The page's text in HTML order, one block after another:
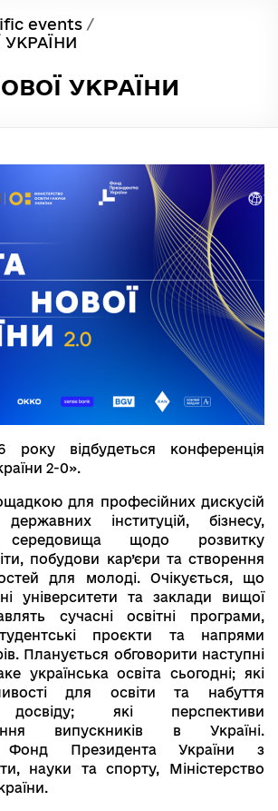
events /
УКРАЇНИ
УКРАЇНИ
року відбудеться конференція
2-0».
для професійних дискусій
державних інституцій, бізнесу,
середовища щодо розвитку
побудови кар’єри та створення
для молоді. Очікується, що
університети та заклади вищої
сучасні освітні програми,
проєкти та напрями
Планується обговорити наступні
українська освіта сьогодні; які
для освіти та набуття
досвіду; які перспективи
випускників в Україні.
Фонд Президента України з
науки та спорту, Міністерство